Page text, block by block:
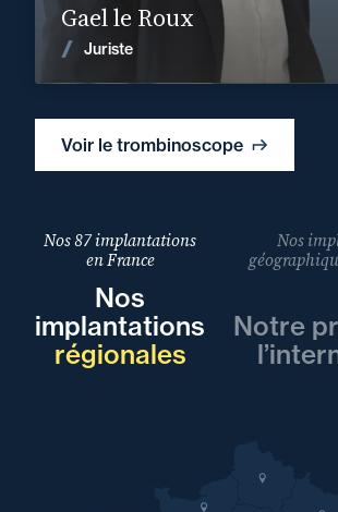
Voir le trombinoscope
Gael le Roux
Juriste Voir les actualités
Nos 87 implantations
en France
Nos
implantations
régionales
Nos
Notre